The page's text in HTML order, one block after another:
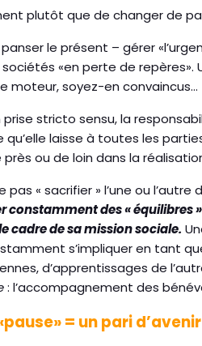
plutôt que de changer de
le présent – gérer
«en perte de
moteur, soyez-en convaincus…
stricto sensu, la
qu’elle laisse à toutes les
ou de loin dans la
pas « sacrifier » l’une ou
constamment des « équilibres
cadre de sa mission sociale.
s’impliquer en tant
d’apprentissages de
: l’accompagnement des
= un pari